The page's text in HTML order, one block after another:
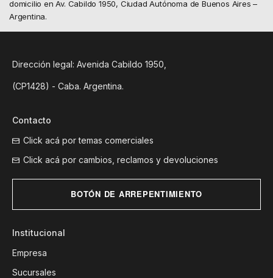
domicilio en Av. Cabildo 1950, Ciudad Autónoma de Buenos Aires –
Argentina.
Dirección legal: Avenida Cabildo 1950,
(CP1428) - Caba. Argentina.
Institucional
Empresa
Sucursales
Contacto
Click acá por temas comerciales
Click acá por cambios, reclamos y devoluciones
BOTÓN DE ARREPENTIMIENTO